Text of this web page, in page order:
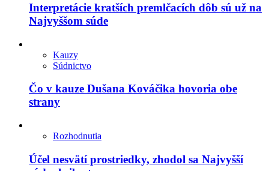
Interpretácie kratších premlčacích dôb sú už na
Najvyššom súde
Kauzy
Súdnictvo
Čo v kauze Dušana Kováčika hovoria obe
strany
Rozhodnutia
Účel nesvätí prostriedky, zhodol sa Najvyšší